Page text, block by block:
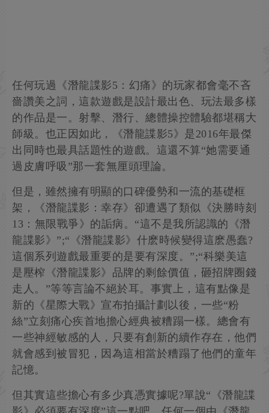
任何玩過《潛龍諜影5：幻痛》的玩家都會毫不吝
嗇讚美之詞，這款遊戲是設計最出色、玩法最多樣
的作品是一。射擊、潛行、總體操控體驗都堪稱大
師級。也正因如此，《潛龍諜影5》是2016年最傑
出同時也最具話題性的遊戲。這還不算“她需要通
過皮膚呼吸”那一套無厘頭理論。
但是，雖然擁有明顯的口碑優勢和一流的基礎框
架，《潛龍諜影：幸存》卻遭遇了類似《決勝時刻
13：無限戰爭》的詬病。“這不是我所認識的《潛
龍諜影》”;“《潛龍諜影》什麽時候變得這麽愚蠢?
這個系列遊戲最重要的是要有深度。”;“科樂美這
是壓榨《潛龍諜影》品牌的剩餘價值，砸招牌圈錢
走人。”等等言論不絕於耳。事實上，這有點像是
新的《星際大戰》宣布拍攝計劃以後，一些“粉
絲”立刻痛心疾首地擔心經典被糟蹋一樣。總會有
一些神經敏感的人，只要有創新的續作存在，他們
就會感到被冒犯，因為這相當於糟蹋了他們的童年
記憶。
但其實這些擔心有多少真憑實據呢?單說“《潛龍諜